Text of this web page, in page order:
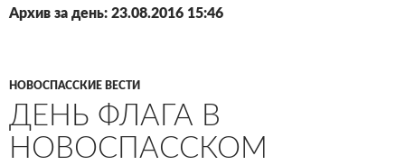
Архив за день: 23.08.2016 15:46
НОВОСПАССКИЕ ВЕСТИ
ДЕНЬ ФЛАГА В
НОВОСПАССКОМ